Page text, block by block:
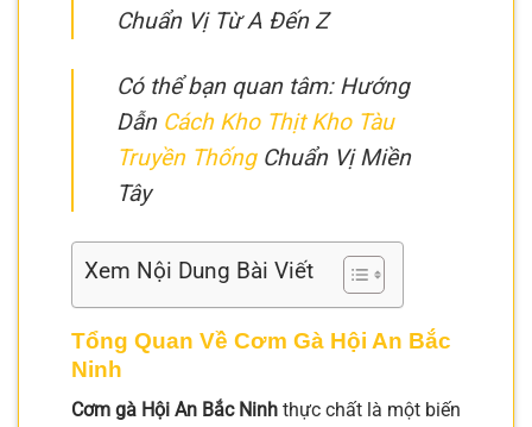
Chuẩn Vị Từ A Đến Z
Có thể bạn quan tâm: Hướng
Dẫn Cách Kho Thịt Kho Tàu
Truyền ThốngChuẩn Vị Miền
Tây
Xem Nội Dung Bài Viết
Tổng Quan Về Cơm Gà Hội An Bắc
Ninh
Cơm gà Hội An Bắc Ninh thực chất là một biến